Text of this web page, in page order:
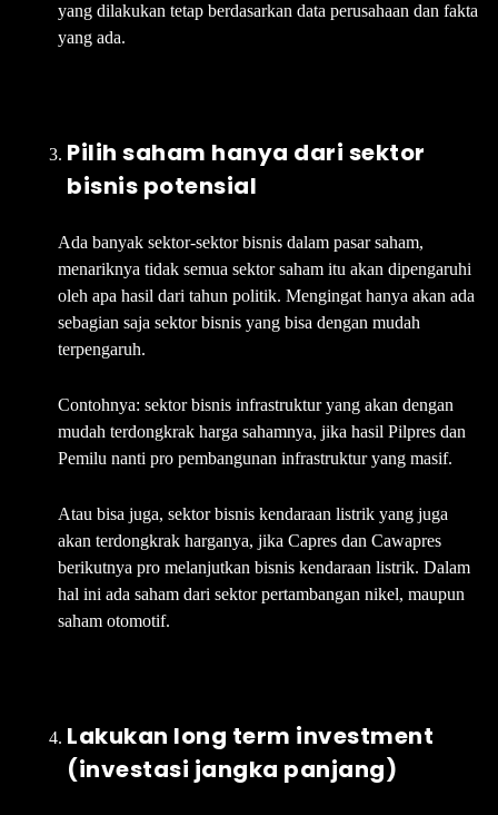
yang dilakukan tetap berdasarkan data perusahaan dan fakta
yang ada.
Pilih saham hanya dari sektor
bisnis potensial
Ada banyak sektor-sektor bisnis dalam pasar saham,
menariknya tidak semua sektor saham itu akan dipengaruhi
oleh apa hasil dari tahun politik. Mengingat hanya akan ada
sebagian saja sektor bisnis yang bisa dengan mudah
terpengaruh.
Contohnya: sektor bisnis infrastruktur yang akan dengan
mudah terdongkrak harga sahamnya, jika hasil Pilpres dan
Pemilu nanti pro pembangunan infrastruktur yang masif.
Atau bisa juga, sektor bisnis kendaraan listrik yang juga
akan terdongkrak harganya, jika Capres dan Cawapres
berikutnya pro melanjutkan bisnis kendaraan listrik. Dalam
hal ini ada saham dari sektor pertambangan nikel, maupun
saham otomotif.
Lakukan long term investment
(investasi jangka panjang)